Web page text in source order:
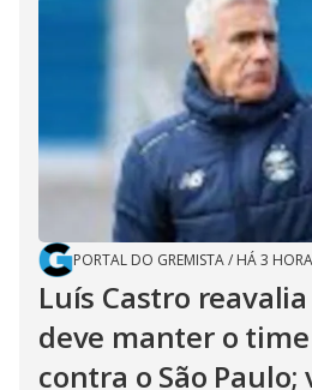
PORTAL DO GREMISTA/ HÁ 3
Luís Castro
deve manter o
contra o São Paulo;